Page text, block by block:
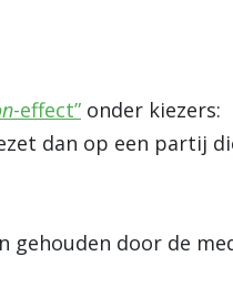
-effect” onder kiezers:
dan op een partij
gehouden door de